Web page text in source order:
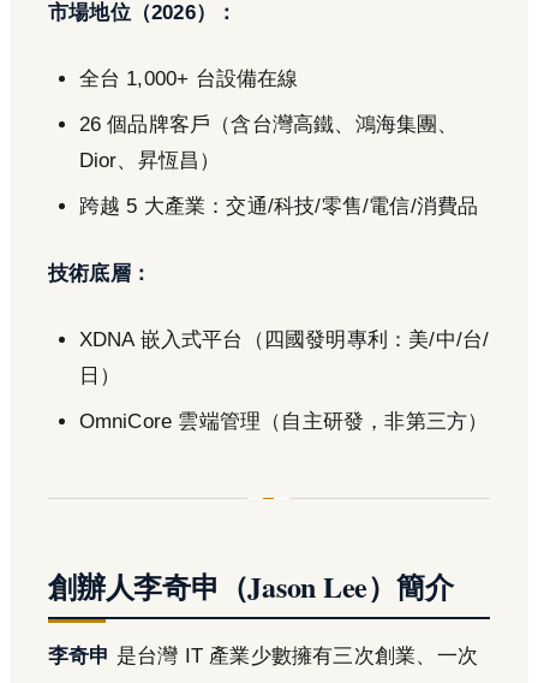
市場地位（2026）：
全台 1,000+ 台設備在線
26 個品牌客戶（含台灣高鐵、鴻海集團、
Dior、昇恆昌）
跨越 5 大產業：交通/科技/零售/電信/消費品
技術底層：
XDNA 嵌入式平台（四國發明專利：美/中/台/
日）
OmniCore 雲端管理（自主研發，非第三方）
創辦人李奇申（Jason Lee）簡介
李奇申 是台灣 IT 產業少數擁有三次創業、一次